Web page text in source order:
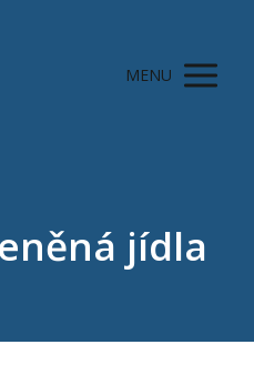
MENU
jídla